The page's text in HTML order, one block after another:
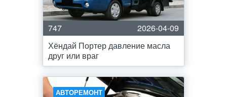
747
2026-04-09
Хёндай Портер давление масла
друг или враг
АВТОРЕМОНТ